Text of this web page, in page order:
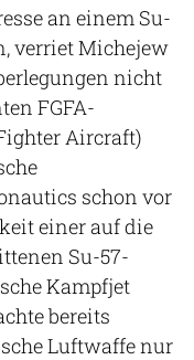
an einem Su-
verriet Michejew
nicht
FGFA-
Aircraft)
schon vor
einer auf die
Su-57-
Kampfjet
bereits
Luftwaffe nur